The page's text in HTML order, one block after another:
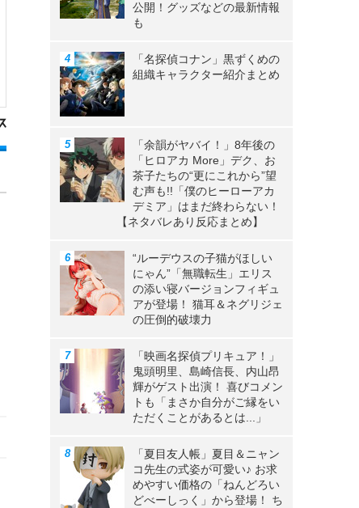
公開！グッズなどの最新情報
も
「名探偵コナン」黒ずくめの
組織キャラクター紹介まとめ
「余韻がヤバイ！」8年後の
「ヒロアカ More」デク、お
茶子たちの“更にこれから”望
む声も!!「僕のヒーローアカ
デミア」はまだ終わらない！
【ネタバレあり反応まとめ】
“ルーデウスの子猫がほしい
にゃん”「無職転生」エリス
の添い寝バージョンフィギュ
アが登場！ 猫耳＆ネグリジェ
の圧倒的破壊力
「映画名探偵プリキュア！」
鬼頭明里、島崎信長、内山昂
輝がゲスト出演！ 喜びコメン
トも「まさか自分がご縁をい
ただくことがあるとは...」
「夏目友人帳」夏目＆ニャン
コ先生の式姿が可愛い♪ お求
めやすい価格の「ねんどろい
どべーしっく」から登場！ ち